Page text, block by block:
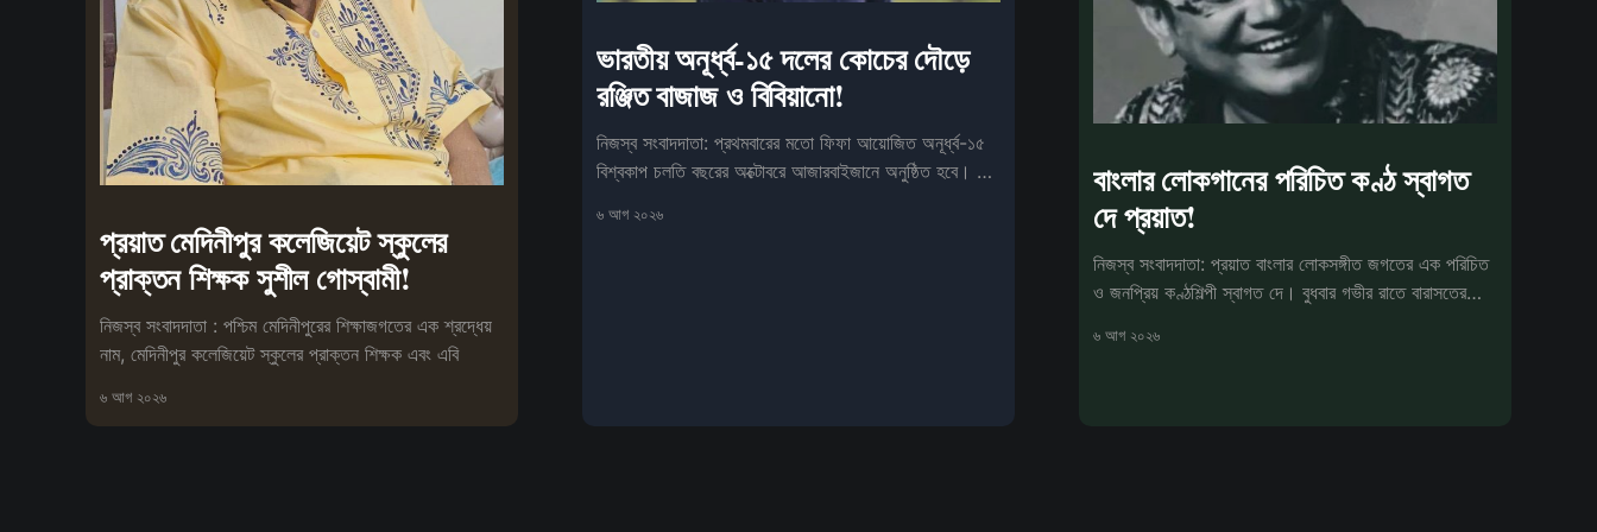
প্রয়াত মেদিনীপুর কলেজিয়েট স্কুলের
প্রাক্তন শিক্ষক সুশীল গোস্বামী!
নিজস্ব সংবাদদাতা : পশ্চিম মেদিনীপুরের শিক্ষাজগতের এক শ্রদ্ধেয়
নাম, মেদিনীপুর কলেজিয়েট স্কুলের প্রাক্তন শিক্ষক এবং এবি
৬ আগ ২০২৬
ভারতীয় অনূর্ধ্ব-১৫ দলের কোচের দৌড়ে
রঞ্জিত বাজাজ ও বিবিয়ানো!
নিজস্ব সংবাদদাতা: প্রথমবারের মতো ফিফা আয়োজিত অনূর্ধ্ব-১৫
বিশ্বকাপ চলতি বছরের অক্টোবরে আজারবাইজানে অনুষ্ঠিত হবে। এই
৬ আগ ২০২৬
বাংলার লোকগানের পরিচিত কণ্ঠ স্বাগত
দে প্রয়াত!
নিজস্ব সংবাদদাতা: প্রয়াত বাংলার লোকসঙ্গীত জগতের এক পরিচিত
ও জনপ্রিয় কণ্ঠশিল্পী স্বাগত দে। বুধবার গভীর রাতে বারাসতের
৬ আগ ২০২৬